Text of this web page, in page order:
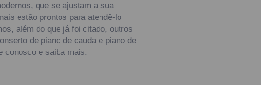
que se ajustam a sua
estão prontos para atendê-lo
além do que já foi citado, outros
de piano de cauda e piano de
conosco e saiba mais.